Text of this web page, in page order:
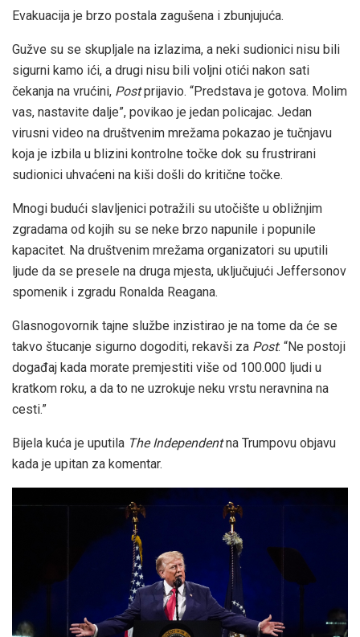
Evakuacija je brzo postala zagušena i zbunjujuća.
Gužve su se skupljale na izlazima, a neki sudionici nisu bili
sigurni kamo ići, a drugi nisu bili voljni otići nakon sati
čekanja na vrućini, Postprijavio. “Predstava je gotova. Molim
vas, nastavite dalje”, povikao je jedan policajac. Jedan
virusni video na društvenim mrežama pokazao je tučnjavu
koja je izbila u blizini kontrolne točke dok su frustrirani
sudionici uhvaćeni na kiši došli do kritične točke.
Mnogi budući slavljenici potražili su utočište u obližnjim
zgradama od kojih su se neke brzo napunile i popunile
kapacitet. Na društvenim mrežama organizatori su uputili
ljude da se presele na druga mjesta, uključujući Jeffersonov
spomenik i zgradu Ronalda Reagana.
Glasnogovornik tajne službe inzistirao je na tome da će se
takvo štucanje sigurno dogoditi, rekavši za Post: “Ne postoji
događaj kada morate premjestiti više od 100.000 ljudi u
kratkom roku, a da to ne uzrokuje neku vrstu neravnina na
cesti.”
Bijela kuća je uputila The Independentna Trumpovu objavu
kada je upitan za komentar.